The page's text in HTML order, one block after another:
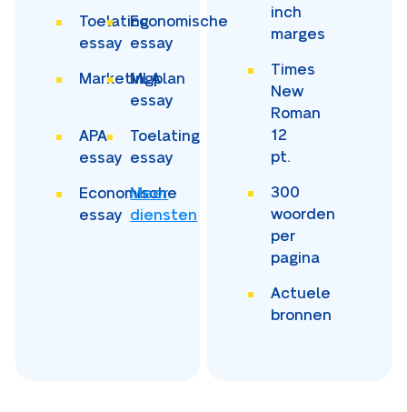
Toelating
essay
Economische
essay
Marketingplan
MLA
essay
APA
essay
Toelating
essay
Economische
essay
Meer
diensten
inch
marges
Times
New
Roman
12
pt.
300
woorden
per
pagina
Actuele
bronnen